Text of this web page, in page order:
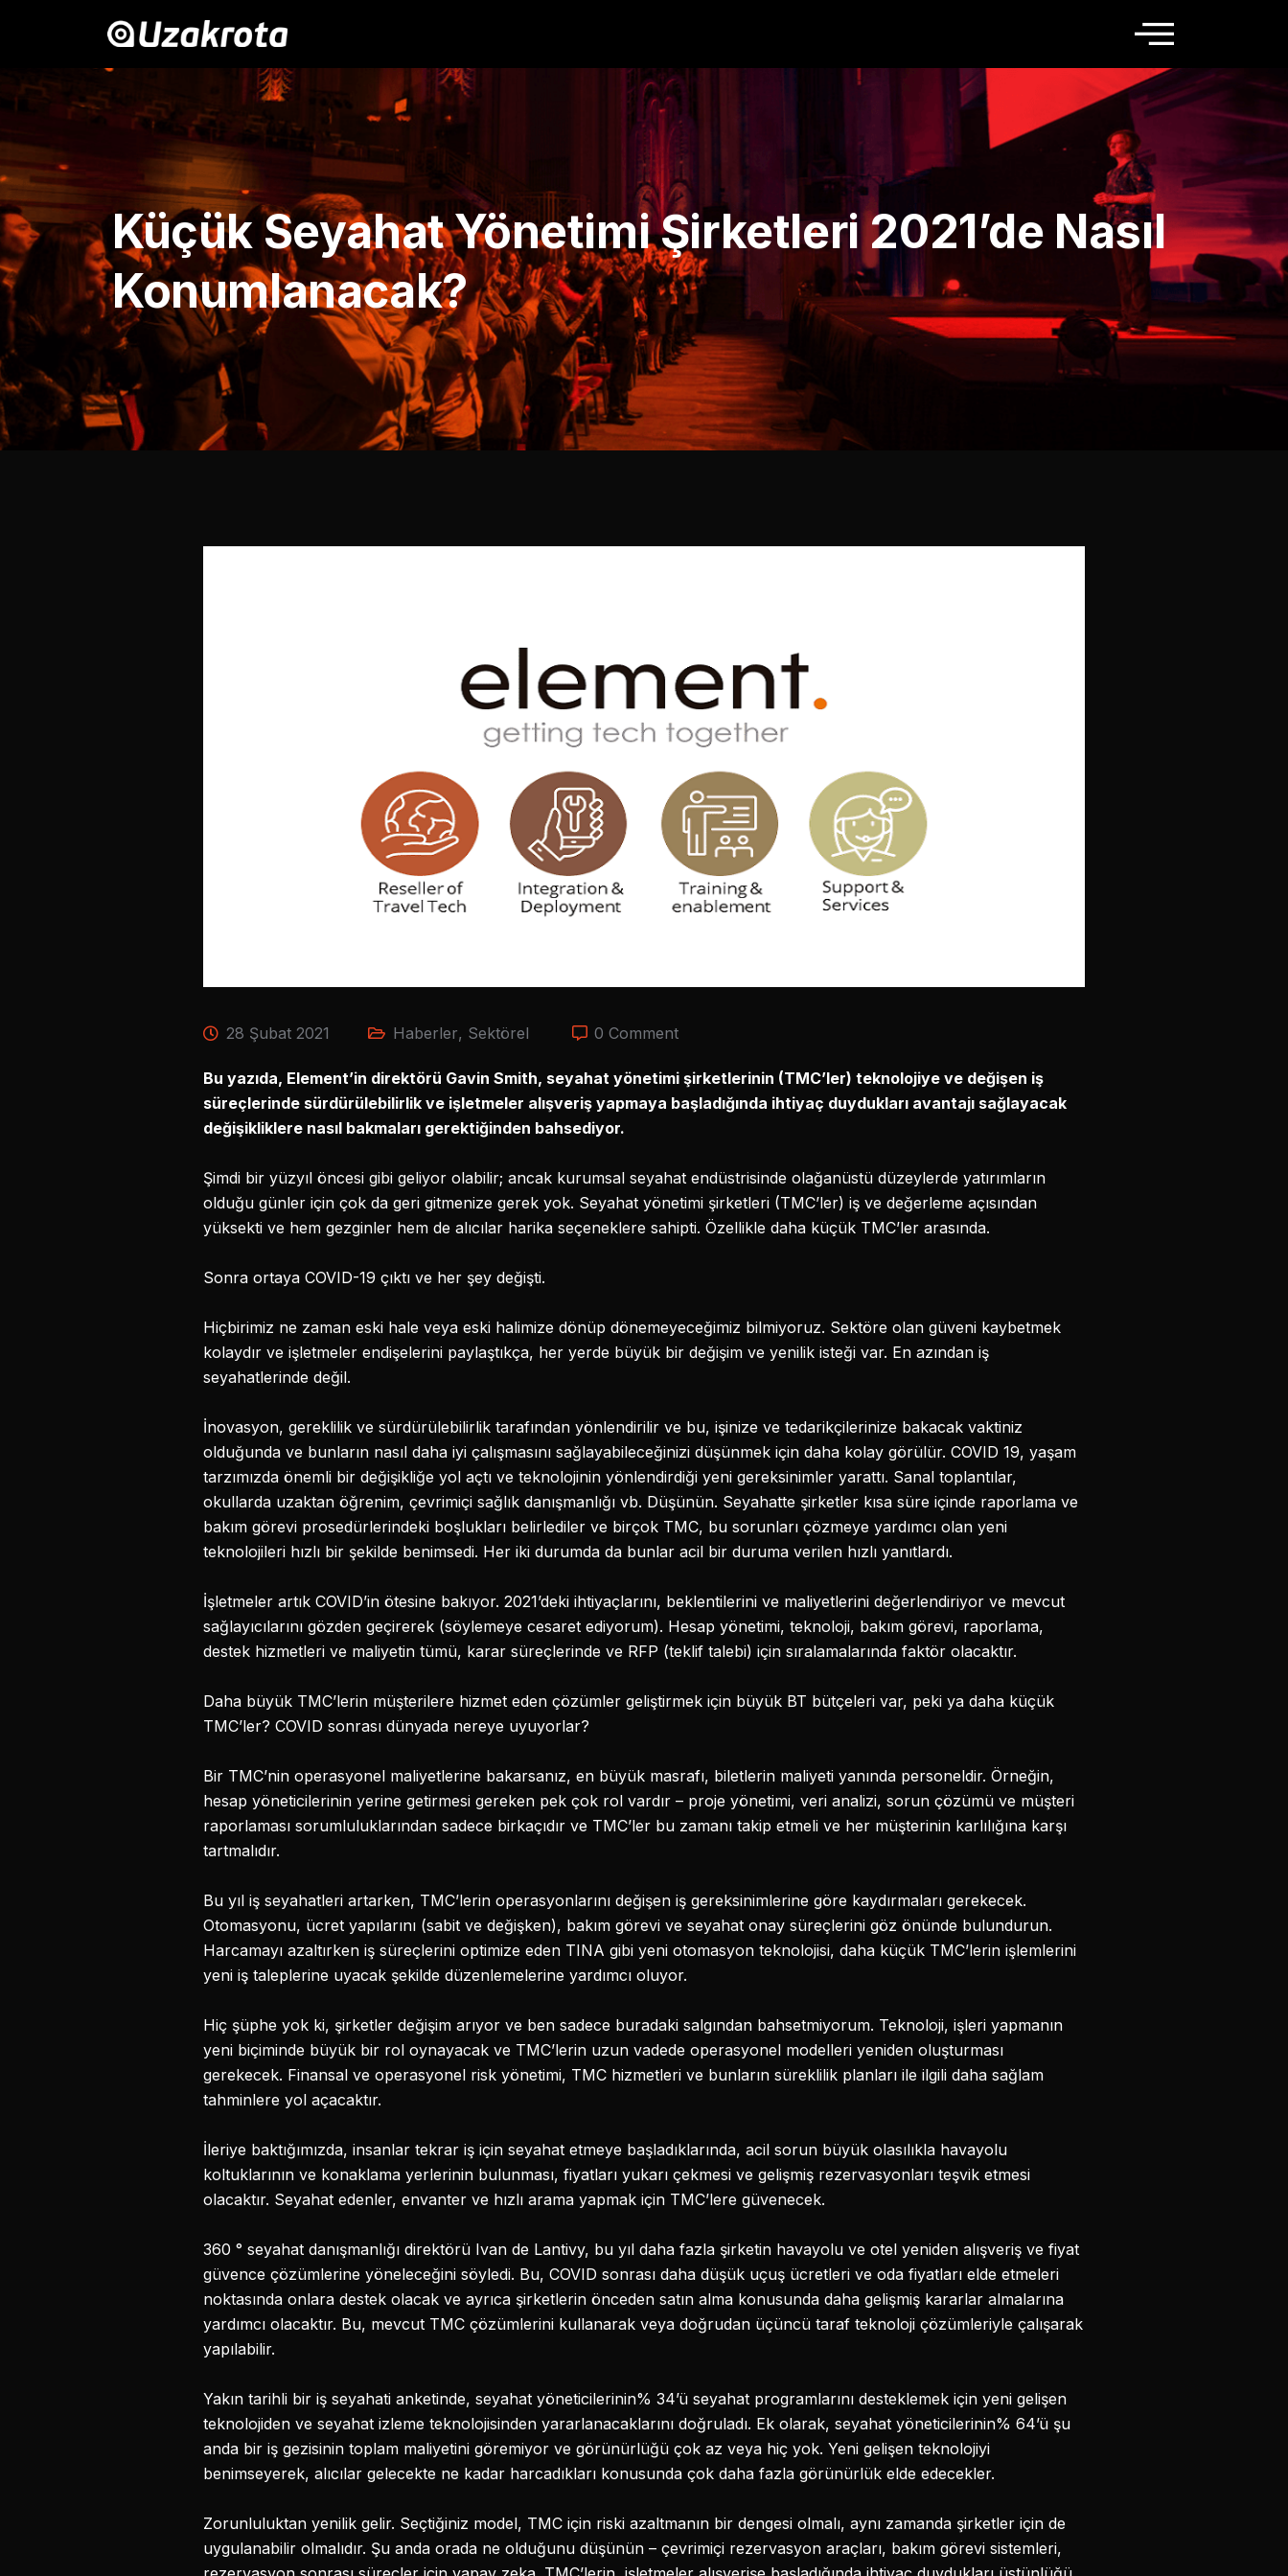
Küçük Seyahat Yönetimi Şirketleri 2021’de Nasıl
Konumlanacak?
28 Şubat 2021 Haberler, Sektörel 0 Comment
Bu yazıda, Element’in direktörü Gavin Smith, seyahat yönetimi şirketlerinin (TMC’ler) teknolojiye ve değişen iş
süreçlerinde sürdürülebilirlik ve işletmeler alışveriş yapmaya başladığında ihtiyaç duydukları avantajı sağlayacak
değişikliklere nasıl bakmaları gerektiğinden bahsediyor.
Şimdi bir yüzyıl öncesi gibi geliyor olabilir; ancak kurumsal seyahat endüstrisinde olağanüstü düzeylerde yatırımların
olduğu günler için çok da geri gitmenize gerek yok. Seyahat yönetimi şirketleri (TMC’ler) iş ve değerleme açısından
yüksekti ve hem gezginler hem de alıcılar harika seçeneklere sahipti. Özellikle daha küçük TMC’ler arasında.
Sonra ortaya COVID-19 çıktı ve her şey değişti.
Hiçbirimiz ne zaman eski hale veya eski halimize dönüp dönemeyeceğimiz bilmiyoruz. Sektöre olan güveni kaybetmek
kolaydır ve işletmeler endişelerini paylaştıkça, her yerde büyük bir değişim ve yenilik isteği var. En azından iş
seyahatlerinde değil.
İnovasyon, gereklilik ve sürdürülebilirlik tarafından yönlendirilir ve bu, işinize ve tedarikçilerinize bakacak vaktiniz
olduğunda ve bunların nasıl daha iyi çalışmasını sağlayabileceğinizi düşünmek için daha kolay görülür. COVID 19, yaşam
tarzımızda önemli bir değişikliğe yol açtı ve teknolojinin yönlendirdiği yeni gereksinimler yarattı. Sanal toplantılar,
okullarda uzaktan öğrenim, çevrimiçi sağlık danışmanlığı vb. Düşünün. Seyahatte şirketler kısa süre içinde raporlama ve
bakım görevi prosedürlerindeki boşlukları belirlediler ve birçok TMC, bu sorunları çözmeye yardımcı olan yeni
teknolojileri hızlı bir şekilde benimsedi. Her iki durumda da bunlar acil bir duruma verilen hızlı yanıtlardı.
İşletmeler artık COVID’in ötesine bakıyor. 2021’deki ihtiyaçlarını, beklentilerini ve maliyetlerini değerlendiriyor ve mevcut
sağlayıcılarını gözden geçirerek (söylemeye cesaret ediyorum). Hesap yönetimi, teknoloji, bakım görevi, raporlama,
destek hizmetleri ve maliyetin tümü, karar süreçlerinde ve RFP (teklif talebi) için sıralamalarında faktör olacaktır.
Daha büyük TMC’lerin müşterilere hizmet eden çözümler geliştirmek için büyük BT bütçeleri var, peki ya daha küçük
TMC’ler? COVID sonrası dünyada nereye uyuyorlar?
Bir TMC’nin operasyonel maliyetlerine bakarsanız, en büyük masrafı, biletlerin maliyeti yanında personeldir. Örneğin,
hesap yöneticilerinin yerine getirmesi gereken pek çok rol vardır – proje yönetimi, veri analizi, sorun çözümü ve müşteri
raporlaması sorumluluklarından sadece birkaçıdır ve TMC’ler bu zamanı takip etmeli ve her müşterinin karlılığına karşı
tartmalıdır.
Bu yıl iş seyahatleri artarken, TMC’lerin operasyonlarını değişen iş gereksinimlerine göre kaydırmaları gerekecek.
Otomasyonu, ücret yapılarını (sabit ve değişken), bakım görevi ve seyahat onay süreçlerini göz önünde bulundurun.
Harcamayı azaltırken iş süreçlerini optimize eden TINA gibi yeni otomasyon teknolojisi, daha küçük TMC’lerin işlemlerini
yeni iş taleplerine uyacak şekilde düzenlemelerine yardımcı oluyor.
Hiç şüphe yok ki, şirketler değişim arıyor ve ben sadece buradaki salgından bahsetmiyorum. Teknoloji, işleri yapmanın
yeni biçiminde büyük bir rol oynayacak ve TMC’lerin uzun vadede operasyonel modelleri yeniden oluşturması
gerekecek. Finansal ve operasyonel risk yönetimi, TMC hizmetleri ve bunların süreklilik planları ile ilgili daha sağlam
tahminlere yol açacaktır.
İleriye baktığımızda, insanlar tekrar iş için seyahat etmeye başladıklarında, acil sorun büyük olasılıkla havayolu
koltuklarının ve konaklama yerlerinin bulunması, fiyatları yukarı çekmesi ve gelişmiş rezervasyonları teşvik etmesi
olacaktır. Seyahat edenler, envanter ve hızlı arama yapmak için TMC’lere güvenecek.
360 ° seyahat danışmanlığı direktörü Ivan de Lantivy, bu yıl daha fazla şirketin havayolu ve otel yeniden alışveriş ve fiyat
güvence çözümlerine yöneleceğini söyledi. Bu, COVID sonrası daha düşük uçuş ücretleri ve oda fiyatları elde etmeleri
noktasında onlara destek olacak ve ayrıca şirketlerin önceden satın alma konusunda daha gelişmiş kararlar almalarına
yardımcı olacaktır. Bu, mevcut TMC çözümlerini kullanarak veya doğrudan üçüncü taraf teknoloji çözümleriyle çalışarak
yapılabilir.
Yakın tarihli bir iş seyahati anketinde, seyahat yöneticilerinin% 34’ü seyahat programlarını desteklemek için yeni gelişen
teknolojiden ve seyahat izleme teknolojisinden yararlanacaklarını doğruladı. Ek olarak, seyahat yöneticilerinin% 64’ü şu
anda bir iş gezisinin toplam maliyetini göremiyor ve görünürlüğü çok az veya hiç yok. Yeni gelişen teknolojiyi
benimseyerek, alıcılar gelecekte ne kadar harcadıkları konusunda çok daha fazla görünürlük elde edecekler.
Zorunluluktan yenilik gelir. Seçtiğiniz model, TMC için riski azaltmanın bir dengesi olmalı, aynı zamanda şirketler için de
uygulanabilir olmalıdır. Şu anda orada ne olduğunu düşünün – çevrimiçi rezervasyon araçları, bakım görevi sistemleri,